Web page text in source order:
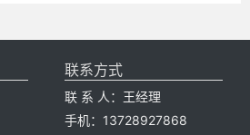
联系方式
联 系 人：王经理
手机：13728927868